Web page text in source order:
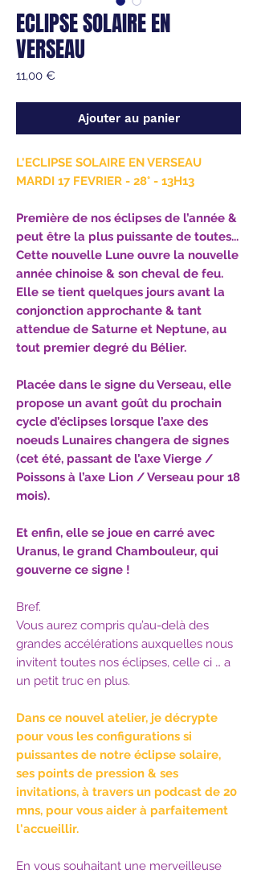
ECLIPSE SOLAIRE EN
VERSEAU
11,00 €
Ajouter au panier
L'ECLIPSE SOLAIRE EN VERSEAU
MARDI 17 FEVRIER - 28° - 13H13
Première de nos éclipses de l’année &
peut être la plus puissante de toutes...
Cette nouvelle Lune ouvre la nouvelle
année chinoise & son cheval de feu.
Elle se tient quelques jours avant la
conjonction approchante & tant
attendue de Saturne et Neptune, au
tout premier degré du Bélier.
Placée dans le signe du Verseau, elle
propose un avant goût du prochain
cycle d’éclipses lorsque l’axe des
noeuds Lunaires changera de signes
(cet été, passant de l’axe Vierge /
Poissons à l’axe Lion / Verseau pour 18
mois).
Et enfin, elle se joue en carré avec
Uranus, le grand Chambouleur, qui
gouverne ce signe !
Bref.
Vous aurez compris qu’au-delà des
grandes accélérations auxquelles nous
invitent toutes nos éclipses, celle ci … a
un petit truc en plus.
Dans ce nouvel atelier, je décrypte
pour vous les configurations si
puissantes de notre éclipse solaire,
ses points de pression & ses
invitations, à travers un podcast de 20
mns, pour vous aider à parfaitement
l'accueillir.
En vous souhaitant une merveilleuse